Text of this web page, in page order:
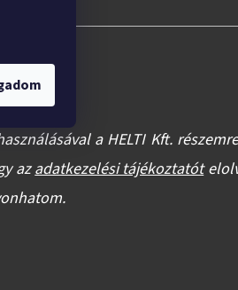
a HELTI Kft.
azadatkezelési tájékoztatót